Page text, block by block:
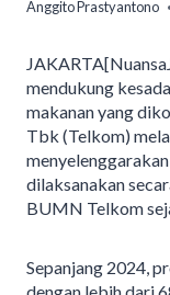
Anggito Prastyantono
mendukung
makanan yang
Tbk (Telkom)
dilaksanakan
BUMN Telkom
Sepanjang 2024,